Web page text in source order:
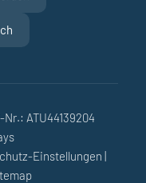
Nr.: ATU44139204
Einstellungen |